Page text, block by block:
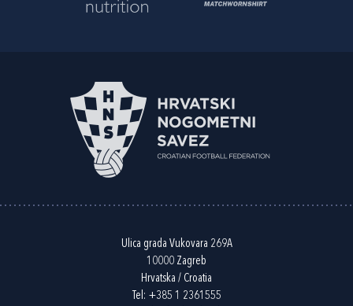
Ulica grada Vukovara 269A
10000 Zagreb
Hrvatska / Croatia
Tel: +385 1 2361555